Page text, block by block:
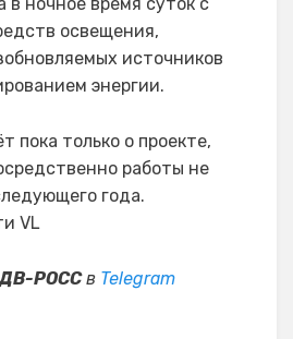
освещения,
источников
энергии.
пока только о проекте,
работы не
года.
VL
РОССв Telegram